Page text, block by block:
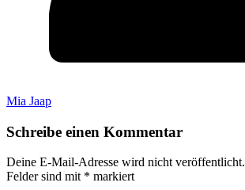
Mia Jaap
Schreibe einen Kommentar
Deine E-Mail-Adresse wird nicht veröffentlicht.
Felder sind mit * markiert